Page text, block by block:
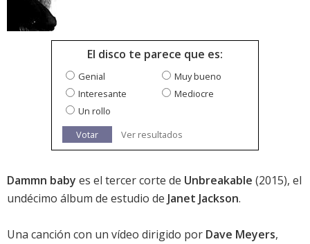
El disco te parece que es:
Genial
Muy bueno
Interesante
Mediocre
Un rollo
Votar
Ver resultados
Dammn baby es el tercer corte de Unbreakable (2015), el
undécimo álbum de estudio de Janet Jackson.
Una canción con un vídeo dirigido por Dave Meyers,